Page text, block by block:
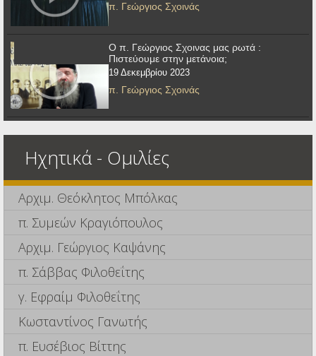
π. Γεώργιος Σχοινάς
Ο π. Γεώργιος Σχοινας μας ρωτά :
Πιστεύουμε στην μετάνοια;
19 Δεκεμβρίου 2023
π. Γεώργιος Σχοινάς
Ηχητικά - Ομιλίες
Αρχιμ. Θεόκλητος Μπόλκας
π. Συμεών Κραγιόπουλος
Αρχιμ. Γεώργιος Καψάνης
π. Σάββας Φιλοθεΐτης
γ. Εφραίμ Φιλοθεΐτης
Κωσταντίνος Γανωτής
π. Ευσέβιος Βίττης